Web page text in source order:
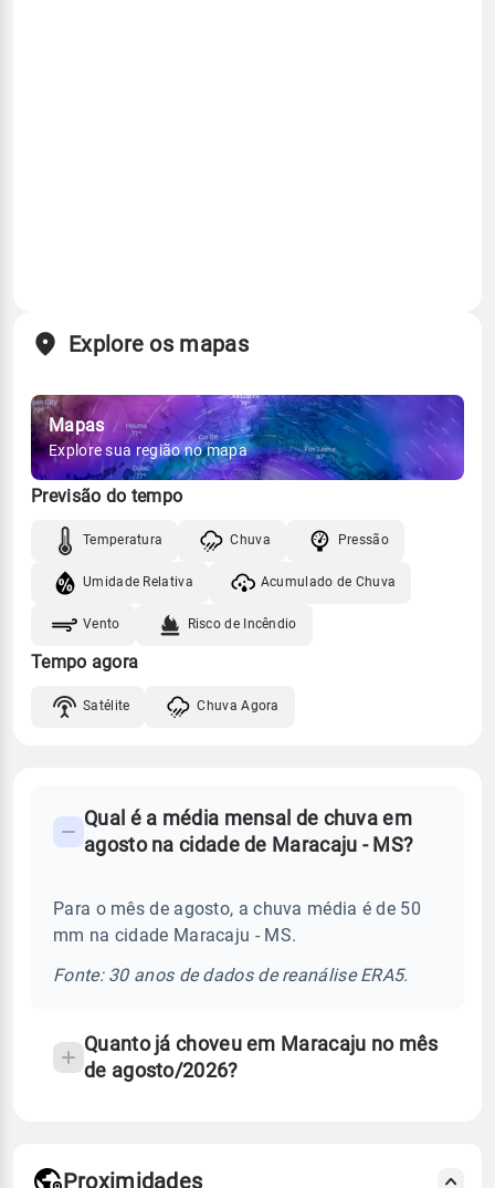
Explore os mapas
Mapas
Explore sua região no mapa
Previsão do tempo
Temperatura Chuva Pressão
Umidade Relativa Acumulado de Chuva
Vento Risco de Incêndio
Tempo agora
Satélite Chuva Agora
Perguntas
sobre
chuva
Qual é a média mensal de chuva em
agosto na cidade de Maracaju - MS?
Para o mês de agosto, a chuva média é de 50
mm na cidade Maracaju - MS.
Fonte: 30 anos de dados de reanálise ERA5.
Quanto já choveu em Maracaju no mês
de agosto/2026?
Proximidades